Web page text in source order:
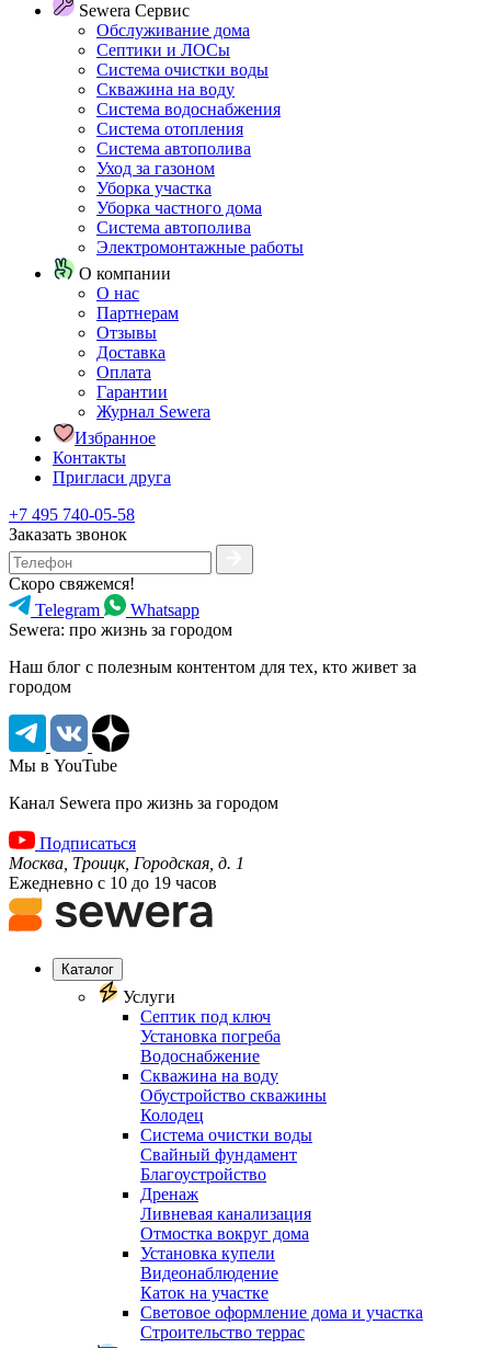
Sewera Сервис
Обслуживание дома
Септики и ЛОСы
Система очистки воды
Скважина на воду
Система водоснабжения
Система отопления
Система автополива
Уход за газоном
Уборка участка
Уборка частного дома
Система автополива
Электромонтажные работы
О компании
О нас
Партнерам
Отзывы
Доставка
Оплата
Гарантии
Журнал Sewera
Избранное
Контакты
Пригласи друга
+7 495 740-05-58
Заказать звонок
Скоро свяжемся!
Telegram
Whatsapp
Sewera: про жизнь за городом
Наш блог c полезным контентом для тех, кто живет за
городом
Мы в YouTube
Канал Sewera про жизнь за городом
Подписаться
Москва, Троицк, Городская, д. 1
Ежедневно с 10 до 19 часов
Каталог
Услуги
Септик под ключ
Установка погреба
Водоснабжение
Скважина на воду
Обустройство скважины
Колодец
Система очистки воды
Свайный фундамент
Благоустройство
Дренаж
Ливневая канализация
Отмостка вокруг дома
Установка купели
Видеонаблюдение
Каток на участке
Световое оформление дома и участка
Строительство террас